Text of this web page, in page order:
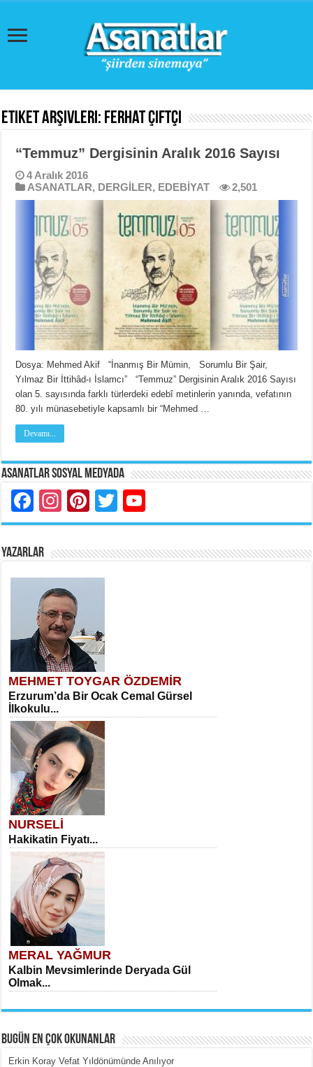
Etiket Arşivleri: Ferhat Çiftçi
“Temmuz” Dergisinin Aralık 2016 Sayısı
4 Aralık 2016
ASANATLAR, DERGİLER, EDEBİYAT 2,501
Dosya: Mehmed Akif “İnanmış Bir Mümin, Sorumlu Bir Şair,
Yılmaz Bir İttihâd-ı İslamcı” “Temmuz” Dergisinin Aralık 2016 Sayısı
olan 5. sayısında farklı türlerdeki edebî metinlerin yanında, vefatının
80. yılı münasebetiyle kapsamlı bir “Mehmed …
Devamı...
Asanatlar Sosyal Medyada
Facebook
Instagram
Pinterest
Twitter
YAZARLAR
MEHMET TOYGAR ÖZDEMİR
Erzurum’da Bir Ocak Cemal Gürsel
İlkokulu...
NURSELİ
Hakikatin Fiyatı...
MERAL YAĞMUR
Kalbin Mevsimlerinde Deryada Gül
Olmak...
BUGÜN EN ÇOK OKUNANLAR
Erkin Koray Vefat Yıldönümünde Anılıyor